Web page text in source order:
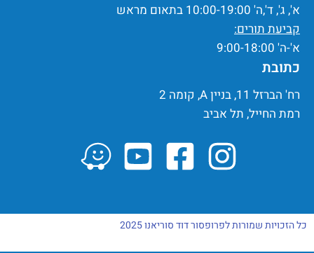
א', ג', ד',ה' 10:00-19:00 בתאום מראש
קביעת תורים:
א'-ה' 9:00-18:00
כתובת
רח' הברזל 11, בניין A, קומה 2
רמת החייל, תל אביב
כל הזכויות שמורות לפרופסור דוד סוריאנו 2025